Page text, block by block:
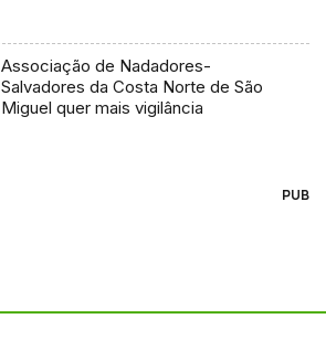
Associação de Nadadores-
Salvadores da Costa Norte de São
Miguel quer mais vigilância
PUB